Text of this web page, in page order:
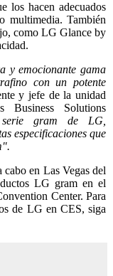
los hacen adecuados
multimedia. También
como LG Glance by
y emocionante gama
con un potente
y jefe de la unidad
Solutions
serie gram de LG,
especificaciones que
en Las Vegas del
LG gram en el
Center. Para
de LG en CES, siga